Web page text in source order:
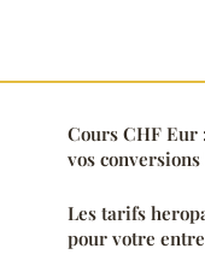
Cours CHF Eur
vos conversions
Les tarifs
pour votre